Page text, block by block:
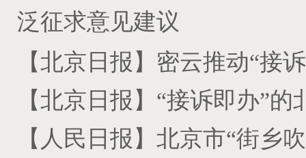
泛征求意见建议
【北京日报】密云推动“接
【北京日报】“接诉即办”的
【人民日报】北京市“街乡